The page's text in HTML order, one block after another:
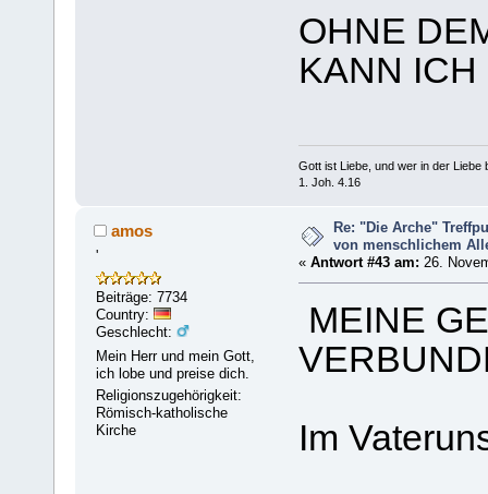
OHNE
KANN
Gott ist Liebe, und wer in der Liebe
1. Joh. 4.16
amos
'
Beiträge: 7734
Country:
Geschlecht:
Mein Herr und mein Gott,
ich lobe und preise dich.
Religionszugehörigkeit:
Römisch-katholische
Kirche
Re: "Die Arche"
von menschlichem
« Antwort #43 am: 26.
MEINE
Im